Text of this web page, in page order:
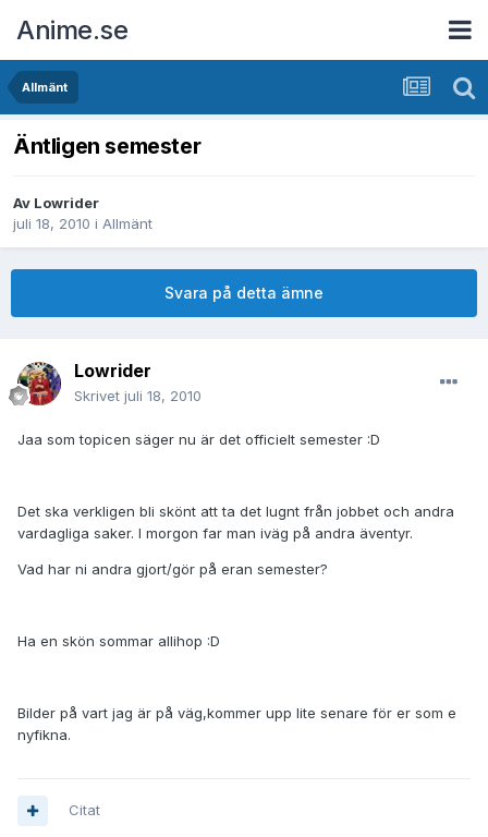
Anime.se
Allmänt
Äntligen semester
Av Lowrider
juli 18, 2010 i Allmänt
Svara på detta ämne
Lowrider
Skrivet juli 18, 2010
Jaa som topicen säger nu är det officielt semester :D
Det ska verkligen bli skönt att ta det lugnt från jobbet och andra
vardagliga saker. I morgon far man iväg på andra äventyr.
Vad har ni andra gjort/gör på eran semester?
Ha en skön sommar allihop :D
Bilder på vart jag är på väg,kommer upp lite senare för er som e
nyfikna.
Citat